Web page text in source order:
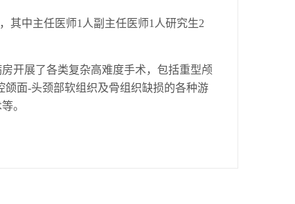
中主任医师1人副主任医师1人研究生2
开展了各类复杂高难度手术，包括重型颅
面-头颈部软组织及骨组织缺损的各种游
。